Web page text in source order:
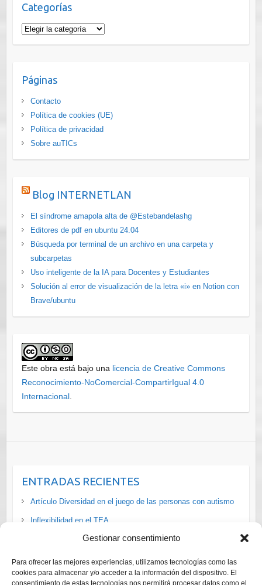
Gestionar consentimiento
Para ofrecer las mejores experiencias, utilizamos tecnologías como las
cookies para almacenar y/o acceder a la información del dispositivo. El
consentimiento de estas tecnologías nos permitirá procesar datos como el
Categorías
Páginas
Contacto
Política de cookies (UE)
Política de privacidad
Sobre auTICs
Blog INTERNETLAN
El síndrome amapola alta de @Estebandelashg
Editores de pdf en ubuntu 24.04
Búsqueda por terminal de un archivo en una carpeta y
subcarpetas
Uso inteligente de la IA para Docentes y Estudiantes
Solución al error de visualización de la letra «i» en Notion con
Brave/ubuntu
Este obra está bajo una licencia de Creative Commons
Reconocimiento-NoComercial-CompartirIgual 4.0
Internacional.
ENTRADAS RECIENTES
Artículo Diversidad en el juego de las personas con autismo
Inflexibilidad en el TEA
La situación de las personas #LGTBI+ con #discapacidad en
Cursos ADI-R y ADOS-2 Diagnóstico Trastornos del Espectro